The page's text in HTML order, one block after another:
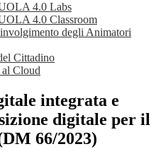
4.0 Labs
4.0 Classroom
degli Animatori
Cittadino
Cloud
integrata e
digitale per il
66/2023)